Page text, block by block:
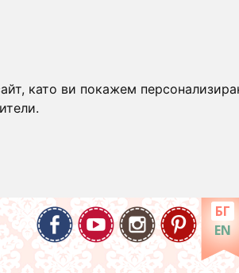
като ви покажем
БГ
EN